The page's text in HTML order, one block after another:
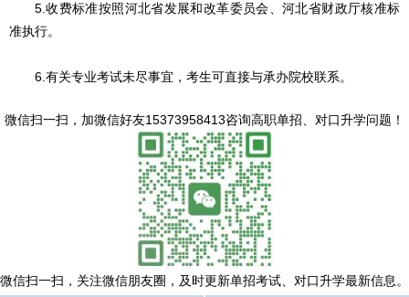
5.收费标准按照河北省发展和改革委员会、河北省财政厅核准标
准执行。
6.有关专业考试未尽事宜，考生可直接与承办院校联系。
微信扫一扫， 加微信好友15373958413咨询高职单招、对口升学问题 ！
微信扫一扫， 关注微信朋友圈，及时更新单招考试、对口升学最新信息。